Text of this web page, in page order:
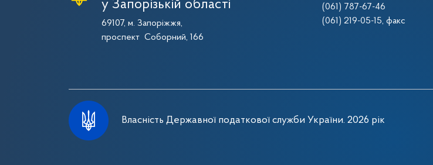
у Запорізькій області
69107, м. Запоріжжя,
проспект Соборний, 166
(061) 787-67-46
(061) 219-05-15, факс
Власність Державної податкової служби України. 2026 рік